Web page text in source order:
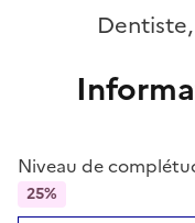
Niveau de
25%